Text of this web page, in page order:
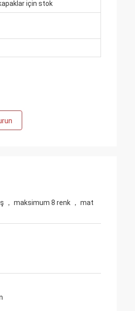
için stok
， maksimum 8 renk ， mat